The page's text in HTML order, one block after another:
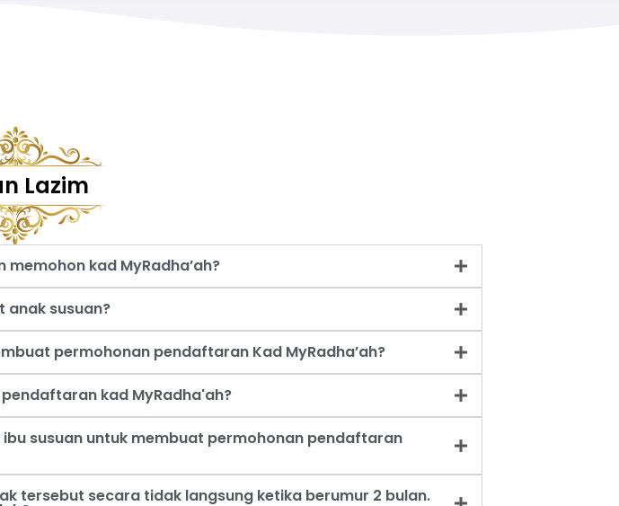
Lazim
kad MyRadha’ah?
anak susuan?
permohonan pendaftaran Kad MyRadha’ah?
kad MyRadha'ah?
susuan untuk membuat permohonan pendaftaran
tersebut secara tidak langsung ketika berumur 2 bulan.